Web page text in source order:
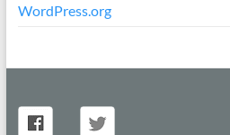
WordPress.org